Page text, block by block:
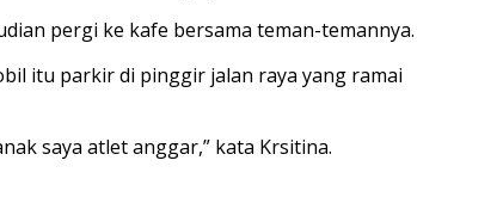
pergi ke kafe bersama teman-temannya.
itu parkir di pinggir jalan raya yang ramai
saya atlet anggar,” kata Krsitina.